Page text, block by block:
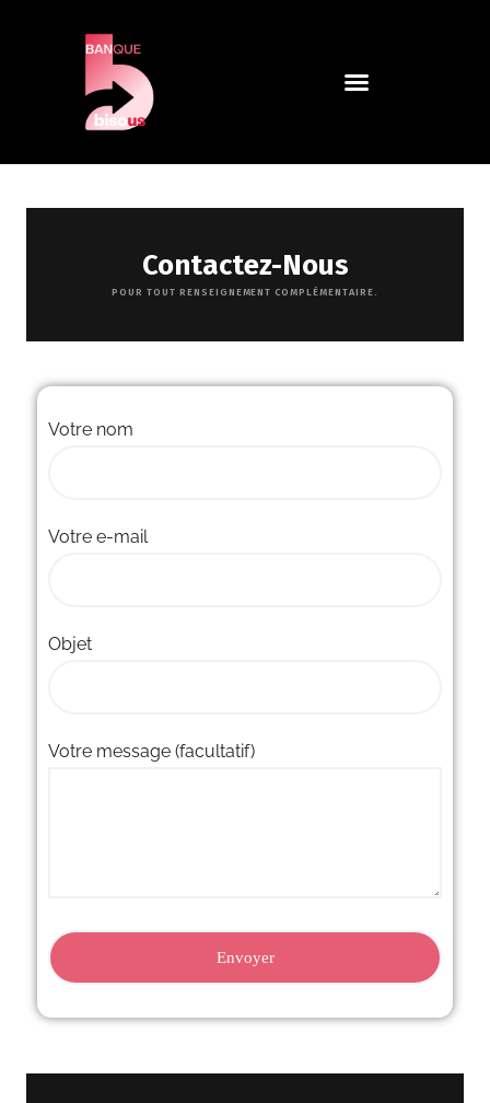
Contactez-Nous
POUR TOUT RENSEIGNEMENT COMPLÉMENTAIRE.
Votre nom
Votre e-mail
Objet
Votre message (facultatif)